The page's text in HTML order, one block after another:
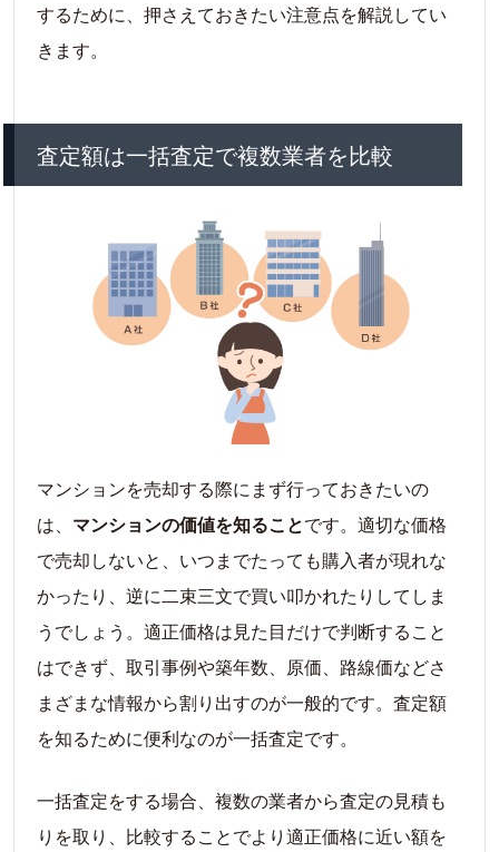
するために、押さえておきたい注意点を解説してい
きます。
査定額は一括査定で複数業者を比較
マンションを売却する際にまず行っておきたいの
は、 マンションの価値を知ることです。適切な価格
で売却しないと、いつまでたっても購入者が現れな
かったり、逆に二束三文で買い叩かれたりしてしま
うでしょう。適正価格は見た目だけで判断すること
はできず、取引事例や築年数、原価、路線価などさ
まざまな情報から割り出すのが一般的です。査定額
を知るために便利なのが一括査定です。
一括査定をする場合、複数の業者から査定の見積も
りを取り、比較することでより適正価格に近い額を